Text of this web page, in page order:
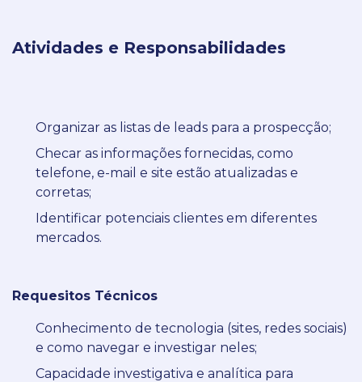
Atividades e Responsabilidades
Organizar as listas de leads para a prospecção;
Checar as informações fornecidas, como
telefone, e-mail e site estão atualizadas e
corretas;
Identificar potenciais clientes em diferentes
mercados.
Requesitos Técnicos
Conhecimento de tecnologia (sites, redes sociais)
e como navegar e investigar neles;
Capacidade investigativa e analítica para